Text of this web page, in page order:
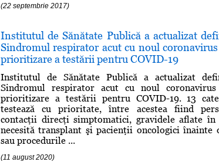
(22 septembrie 2017)
Institutul de Sănătate Publică a actualizat
Sindromul respirator acut cu noul
prioritizare a testării pentru COVID-19
Institutul de Sănătate Publică a actualizat
Sindromul respirator acut cu noul
prioritizare a testării pentru COVID-19. 13
testează cu prioritate, între acestea fiind
contacţii direcţi simptomatici, gravidele aflate în
necesită transplant şi pacienţii oncologici înainte
sau procedurile ...
(11 august 2020)